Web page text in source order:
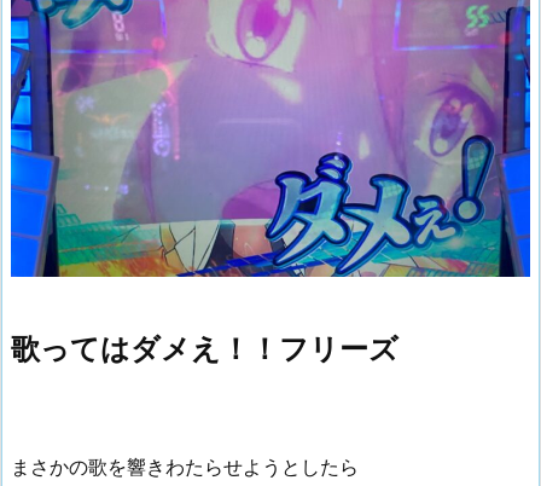
歌ってはダメえ！！フリーズ
まさかの歌を響きわたらせようとしたら